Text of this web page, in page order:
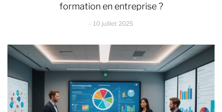
formation en entreprise ?
10 juillet 2025